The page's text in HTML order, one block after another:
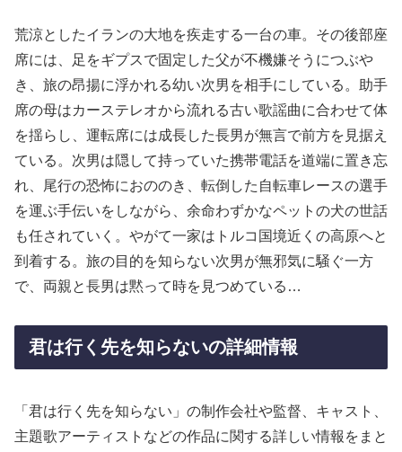
荒涼としたイランの大地を疾走する一台の車。その後部座
席には、足をギプスで固定した父が不機嫌そうにつぶや
き、旅の昂揚に浮かれる幼い次男を相手にしている。助手
席の母はカーステレオから流れる古い歌謡曲に合わせて体
を揺らし、運転席には成長した長男が無言で前方を見据え
ている。次男は隠して持っていた携帯電話を道端に置き忘
れ、尾行の恐怖におののき、転倒した自転車レースの選手
を運ぶ手伝いをしながら、余命わずかなペットの犬の世話
も任されていく。やがて一家はトルコ国境近くの高原へと
到着する。旅の目的を知らない次男が無邪気に騒ぐ一方
で、両親と長男は黙って時を見つめている…
君は行く先を知らないの詳細情報
「君は行く先を知らない」の制作会社や監督、キャスト、
主題歌アーティストなどの作品に関する詳しい情報をまと